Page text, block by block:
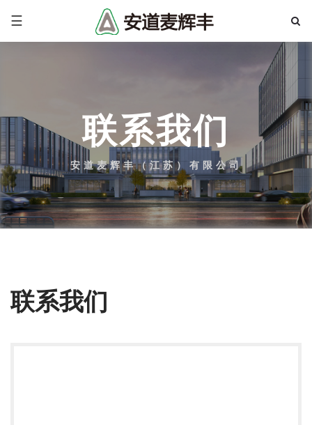
☰
联系我们
安道麦辉丰（江苏）有限公司
联系我们